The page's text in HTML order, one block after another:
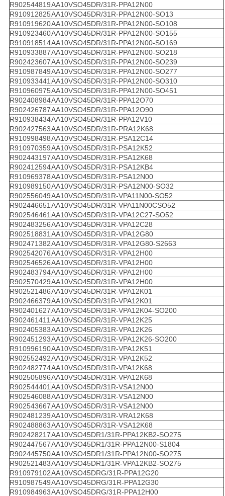
R902544819AA10VSO45DR/31R-PPA12N00
R910912825AA10VSO45DR/31R-PPA12N00-SO13
R910919620AA10VSO45DR/31R-PPA12N00-SO108
R910923460AA10VSO45DR/31R-PPA12N00-SO155
R910918514AA10VSO45DR/31R-PPA12N00-SO169
R910933887AA10VSO45DR/31R-PPA12N00-SO218
R902423607AA10VSO45DR/31R-PPA12N00-SO239
R910987849AA10VSO45DR/31R-PPA12N00-SO277
R910933441AA10VSO45DR/31R-PPA12N00-SO310
R910960975AA10VSO45DR/31R-PPA12N00-SO451
R902408984AA10VSO45DR/31R-PPA12O70
R902426787AA10VSO45DR/31R-PPA12O90
R910938434AA10VSO45DR/31R-PPA12V10
R902427563AA10VSO45DR/31R-PRA12K68
R910998498AA10VSO45DR/31R-PSA12C14
R910970359AA10VSO45DR/31R-PSA12K52
R902443197AA10VSO45DR/31R-PSA12K68
R902412594AA10VSO45DR/31R-PSA12KB4
R910969378AA10VSO45DR/31R-PSA12N00
R910989150AA10VSO45DR/31R-PSA12N00-SO32
R902556049AA10VSO45DR/31R-VPA11N00-SO52
R902446651AA10VSO45DR/31R-VPA11N00CSO52
R902546461AA10VSO45DR/31R-VPA12C27-SO52
R902483256AA10VSO45DR/31R-VPA12C28
R902518831AA10VSO45DR/31R-VPA12G80
R902471382AA10VSO45DR/31R-VPA12G80-S2663
R902542076AA10VSO45DR/31R-VPA12H00
R902546526AA10VSO45DR/31R-VPA12H00
R902483794AA10VSO45DR/31R-VPA12H00
R902570429AA10VSO45DR/31R-VPA12H00
R902521486AA10VSO45DR/31R-VPA12K01
R902466379AA10VSO45DR/31R-VPA12K01
R902401627AA10VSO45DR/31R-VPA12K04-SO200
R902461411AA10VSO45DR/31R-VPA12K25
R902405383AA10VSO45DR/31R-VPA12K26
R902451293AA10VSO45DR/31R-VPA12K26-SO200
R910996190AA10VSO45DR/31R-VPA12K51
R902552492AA10VSO45DR/31R-VPA12K52
R902482774AA10VSO45DR/31R-VPA12K68
R902505896AA10VSO45DR/31R-VPA12K68
R902544401AA10VSO45DR/31R-VSA12N00
R902546088AA10VSO45DR/31R-VSA12N00
R902543667AA10VSO45DR/31R-VSA12N00
R902481239AA10VSO45DR/31R-VRA12K68
R902488863AA10VSO45DR/31R-VSA12K68
R902428217AA10VSO45DR1/31R-PPA12KB2-SO275
R902447567AA10VSO45DR1/31R-PPA12N00-S1804
R902445750AA10VSO45DR1/31R-PPA12N00-SO275
R902521483AA10VSO45DR1/31R-VPA12KB2-SO275
R910979102AA10VSO45DRG/31R-PPA12G20
R910987549AA10VSO45DRG/31R-PPA12G30
R910984963AA10VSO45DRG/31R-PPA12H00